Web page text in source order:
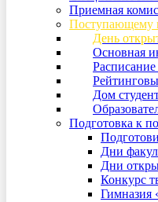
Приемная
Поступающему
День
Основная
Дом
Подготовка к
Дни
Дни
Конкурс
Гимназия